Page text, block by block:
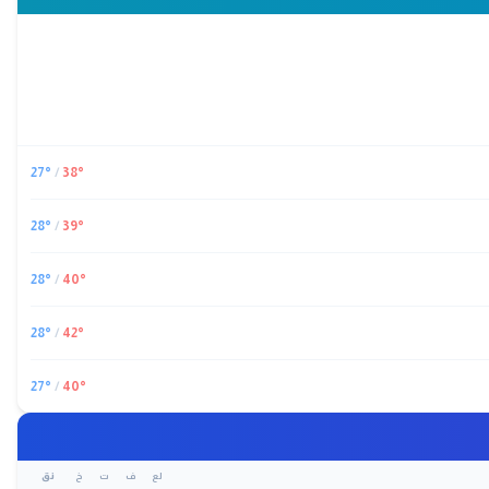
38°
/
27°
39°
/
28°
40°
/
28°
42°
/
28°
40°
/
27°
لع ف ت خ نق